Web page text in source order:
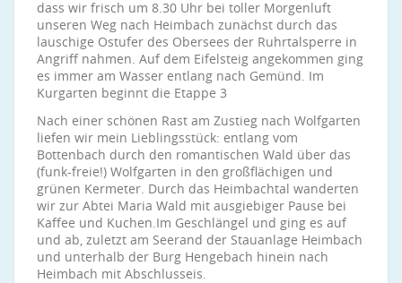
dass wir frisch um 8.30 Uhr bei toller Morgenluft
unseren Weg nach Heimbach zunächst durch das
lauschige Ostufer des Obersees der Ruhrtalsperre in
Angriff nahmen. Auf dem Eifelsteig angekommen ging
es immer am Wasser entlang nach Gemünd. Im
Kurgarten beginnt die Etappe 3
Nach einer schönen Rast am Zustieg nach Wolfgarten
liefen wir mein Lieblingsstück: entlang vom
Bottenbach durch den romantischen Wald über das
(funk-freie!) Wolfgarten in den großflächigen und
grünen Kermeter. Durch das Heimbachtal wanderten
wir zur Abtei Maria Wald mit ausgiebiger Pause bei
Kaffee und Kuchen.Im Geschlängel und ging es auf
und ab, zuletzt am Seerand der Stauanlage Heimbach
und unterhalb der Burg Hengebach hinein nach
Heimbach mit Abschlusseis.